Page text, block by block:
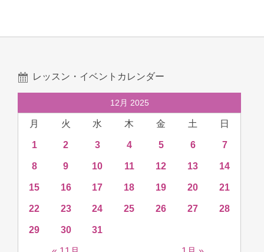
レッスン・イベントカレンダー
12月 2025
月 火 水 木 金 土 日
1 2 3 4 5 6 7
8 9 10 11 12 13 14
15 16 17 18 19 20 21
22 23 24 25 26 27 28
29 30 31